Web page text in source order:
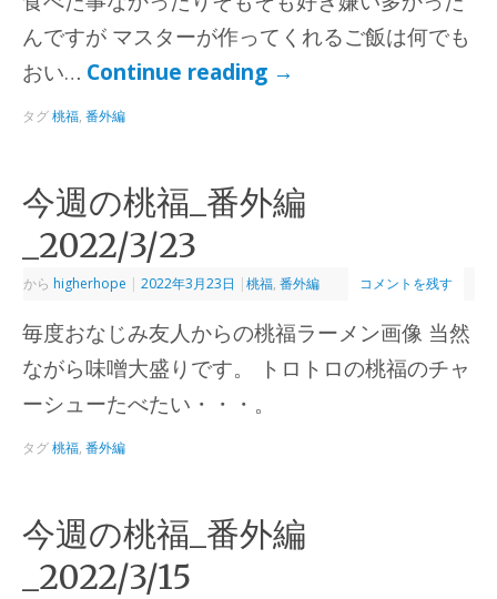
んですが マスターが作ってくれるご飯は何でも
おい… Continue reading →
タグ桃福,番外編
今週の桃福_番外編
_2022/3/23
から higherhope | 2022年3月23日 |桃福,番外編 コメントを残す
毎度おなじみ友人からの桃福ラーメン画像 当然
ながら味噌大盛りです。 トロトロの桃福のチャ
ーシューたべたい・・・。
タグ桃福,番外編
今週の桃福_番外編
_2022/3/15